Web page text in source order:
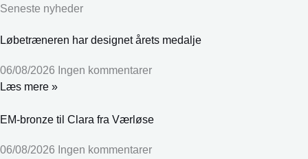
Seneste nyheder
Løbetræneren har designet årets medalje
06/08/2026 Ingen kommentarer
Læs mere »
EM-bronze til Clara fra Værløse
06/08/2026 Ingen kommentarer